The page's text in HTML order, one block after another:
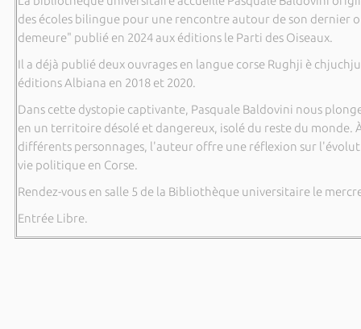
des écoles bilingue pour une rencontre autour de son dernier
demeure" publié en 2024 aux éditions le Parti des Oiseaux.
Il a déjà publié deux ouvrages en langue corse Rughji è
éditions Albiana en 2018 et 2020.
Dans cette dystopie captivante, Pasquale Baldovini nous
en un territoire désolé et dangereux, isolé du reste du monde.
différents personnages, l'auteur offre une réflexion sur
vie politique en Corse.
Rendez-vous en salle 5 de la Bibliothèque universitaire le
Entrée Libre.